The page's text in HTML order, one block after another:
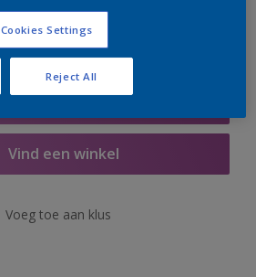
Vind een winkel
Voeg toe aan klus
Cookies Settings
Reject All